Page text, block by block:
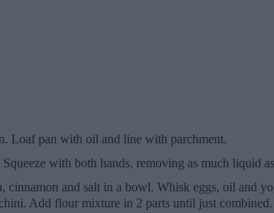
Loaf pan with oil and line with parchment.
with both hands, removing as much liquid
cinnamon and salt in a bowl. Whisk eggs, oil and
Add flour mixture in 2 parts until just combined.